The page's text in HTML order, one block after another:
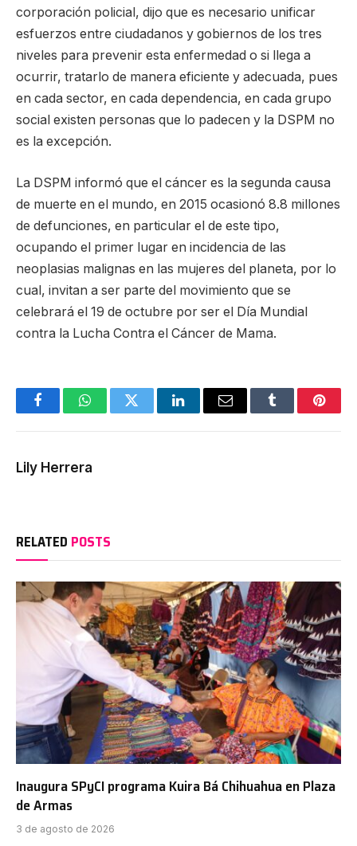
corporación policial, dijo que es necesario unificar
esfuerzos entre ciudadanos y gobiernos de los tres
niveles para prevenir esta enfermedad o si llega a
ocurrir, tratarlo de manera eficiente y adecuada, pues
en cada sector, en cada dependencia, en cada grupo
social existen personas que lo padecen y la DSPM no
es la excepción.
La DSPM informó que el cáncer es la segunda causa
de muerte en el mundo, en 2015 ocasionó 8.8 millones
de defunciones, en particular el de este tipo,
ocupando el primer lugar en incidencia de las
neoplasias malignas en las mujeres del planeta, por lo
cual, invitan a ser parte del movimiento que se
celebrará el 19 de octubre por ser el Día Mundial
contra la Lucha Contra el Cáncer de Mama.
FacebookWhatsAppTwitter LinkedInEmail Tumblr
Lily Herrera
RELATED POSTS
Inaugura SPyCI programa Kuira Bá Chihuahua en Plaza
de Armas
3 de agosto de 2026